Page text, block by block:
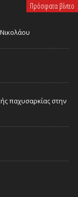
Πρόσφατα βίντεο
παχυσαρκίας στην